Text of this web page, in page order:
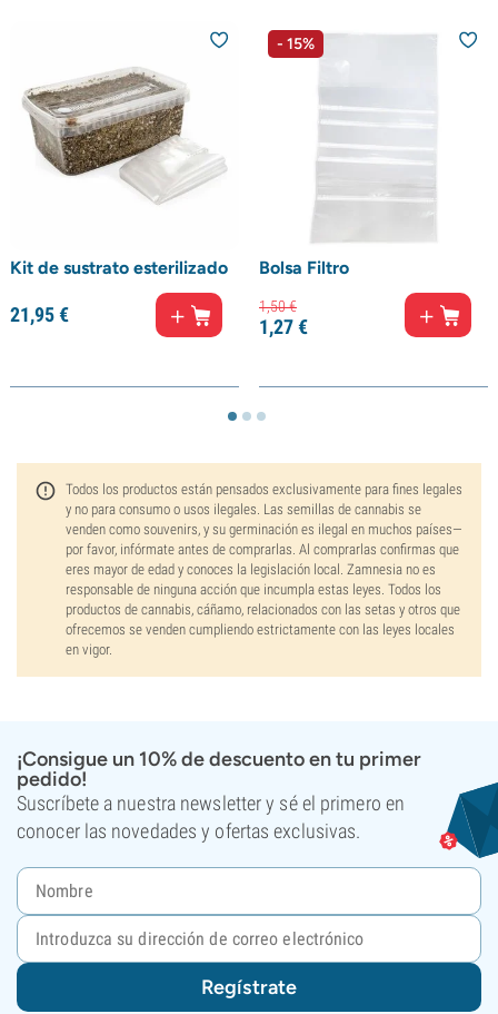
Kit de sustrato esterilizado
21,95€
- 15%
Bolsa Filtro
1,50€
1,27€
Todos los productos están pensados exclusivamente para fines legales
y no para consumo o usos ilegales. Las semillas de cannabis se
venden como souvenirs, y su germinación es ilegal en muchos países—
por favor, infórmate antes de comprarlas. Al comprarlas confirmas que
eres mayor de edad y conoces la legislación local. Zamnesia no es
responsable de ninguna acción que incumpla estas leyes. Todos los
productos de cannabis, cáñamo, relacionados con las setas y otros que
ofrecemos se venden cumpliendo estrictamente con las leyes locales
en vigor.
¡Consigue un 10% de descuento en tu primer
pedido!
Suscríbete a nuestra newsletter y sé el primero en
conocer las novedades y ofertas exclusivas.
Regístrate